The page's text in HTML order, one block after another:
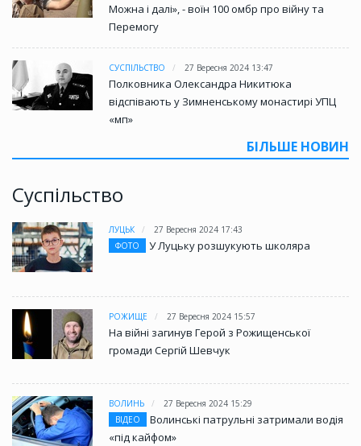
Можна і далі», - воїн 100 омбр про війну та
Перемогу
СУСПІЛЬСТВО 27 Вересня 2024 13:47
Полковника Олександра Никитюка
відспівають у Зимненському монастирі УПЦ
«мп»
БІЛЬШЕ НОВИН
Суспільство
ЛУЦЬК
27 Вересня 2024 17:43
ФОТО
У Луцьку розшукують школяра
РОЖИЩЕ 27 Вересня 2024 15:57
На війні загинув Герой з Рожищенської
громади Сергій Шевчук
ВОЛИНЬ
27 Вересня 2024 15:29
ВІДЕО
Волинські патрульні затримали водія
«під кайфом»